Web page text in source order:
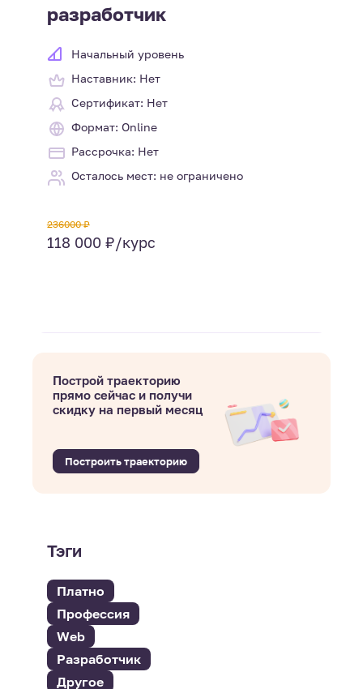
разработчик
Начальный уровень
Наставник: Нет
Сертификат: Нет
Формат: Online
Рассрочка: Нет
Осталось мест: не ограничено
236000 ₽
118 000 ₽/курс
Построй траекторию
прямо сейчас и получи
скидку на первый месяц
Построить траекторию
Тэги
Платно
Профессия
Web
Разработчик
Другое